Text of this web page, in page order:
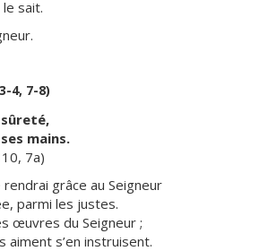
le sait.
4, 7-8)
mains.
7a)
grâce au Seigneur
parmi les justes.
œuvres du Seigneur ;
aiment s’en instruisent.